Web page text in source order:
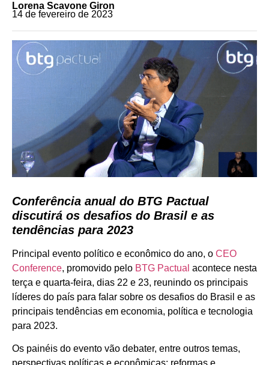
Lorena Scavone Giron
14 de fevereiro de 2023
Conferência anual do BTG Pactual
discutirá os desafios do Brasil e as
tendências para 2023
Principal evento político e econômico do ano, o CEO
Conference, promovido pelo BTG Pactual acontece nesta
terça e quarta-feira, dias 22 e 23, reunindo os principais
líderes do país para falar sobre os desafios do Brasil e as
principais tendências em economia, política e tecnologia
para 2023.
Os painéis do evento vão debater, entre outros temas,